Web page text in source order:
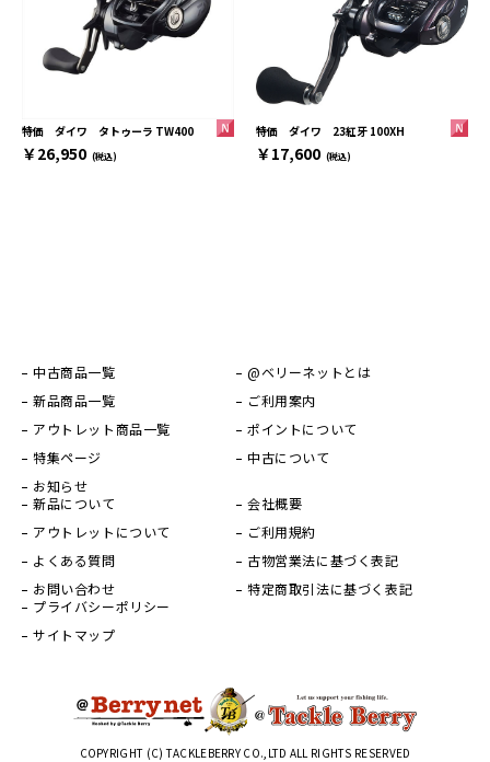
特価 ダイワ タトゥーラ TW400
￥26,950 (税込)
特価 ダイワ 23紅牙 100XH
￥17,600 (税込)
中古商品一覧
新品商品一覧
アウトレット商品一覧
特集ページ
お知らせ
@ベリーネットとは
ご利用案内
ポイントについて
中古について
新品について
アウトレットについて
よくある質問
お問い合わせ
会社概要
ご利用規約
古物営業法に基づく表記
特定商取引法に基づく表記
プライバシーポリシー
サイトマップ
COPYRIGHT (C) TACKLEBERRY CO.,LTD ALL RIGHTS RESERVED